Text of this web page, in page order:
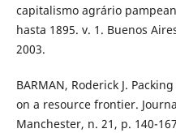
capitalismo agrário
hasta 1895. v. 1. Buenos
2003.
BARMAN, Roderick J.
on a resource frontier.
Manchester, n. 21, p. 140-